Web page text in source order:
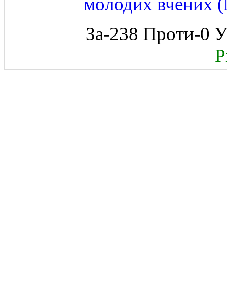
За-238 Проти-0